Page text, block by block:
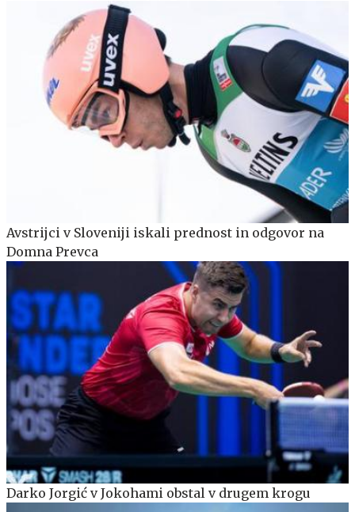
Avstrijci v Sloveniji iskali prednost in odgovor na
Domna Prevca
Darko Jorgić v Jokohami obstal v drugem krogu